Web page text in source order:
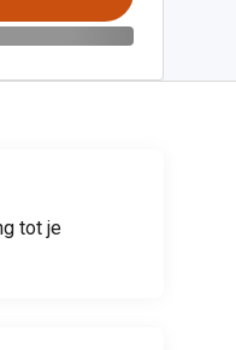
tot je